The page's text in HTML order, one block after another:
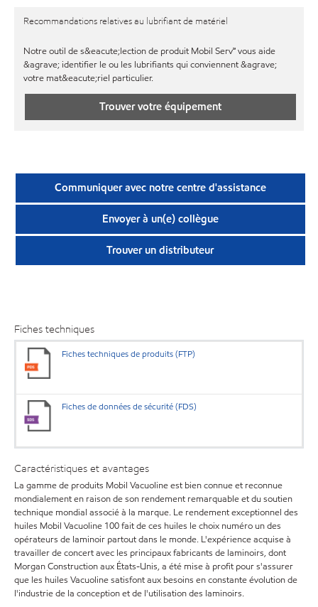
Recommandations relatives au lubrifiant de matériel
Notre outil de s&eacute;lection de produit Mobil Serv℠ vous aide
&agrave; identifier le ou les lubrifiants qui conviennent &agrave;
votre mat&eacute;riel particulier.
Trouver votre équipement
Communiquer avec notre centre d'assistance
Envoyer à un(e) collègue
Trouver un distributeur
Fiches techniques
Fiches techniques de produits (FTP)
Fiches de données de sécurité (FDS)
Caractéristiques et avantages
La gamme de produits Mobil Vacuoline est bien connue et reconnue
mondialement en raison de son rendement remarquable et du soutien
technique mondial associé à la marque. Le rendement exceptionnel des
huiles Mobil Vacuoline 100 fait de ces huiles le choix numéro un des
opérateurs de laminoir partout dans le monde. L'expérience acquise à
travailler de concert avec les principaux fabricants de laminoirs, dont
Morgan Construction aux États-Unis, a été mise à profit pour s'assurer
que les huiles Vacuoline satisfont aux besoins en constante évolution de
l'industrie de la conception et de l'utilisation des laminoirs.